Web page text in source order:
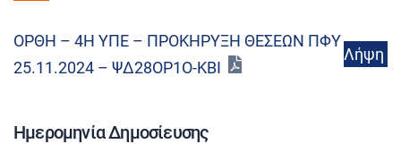
ΟΡΘΗ – 4Η ΥΠΕ – ΠΡΟΚΗΡΥΞΗ ΘΕΣΕΩΝ ΠΦΥ
25.11.2024 – ΨΔ28ΟΡ1Ο-ΚΒΙ
Λήψη
Ημερομηνία Δημοσίευσης